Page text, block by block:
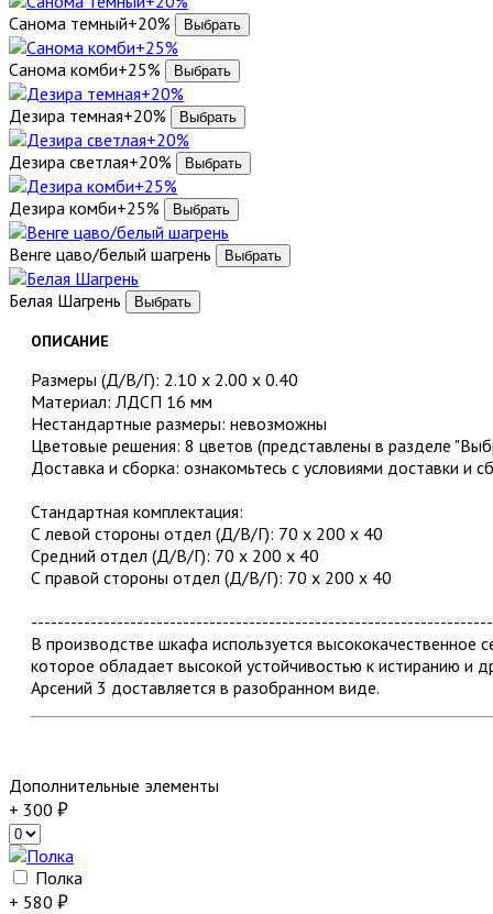
Санома темный+20%
Санома комби+25%
Дезира темная+20%
Дезира светлая+20%
Дезира комби+25%
Венге цаво/белый шагрень
Белая Шагрень
ОПИСАНИЕ
Размеры (Д/В/Г): 2.10 х 2.00 х 0.40
Материал: ЛДСП 16 мм
Нестандартные размеры: невозможны
Цветовые решения: 8 цветов (представлены в разделе
Доставка и сборка: ознакомьтесь с условиями доставки и
Стандартная комплектация:
С левой стороны отдел (Д/В/Г): 70 х 200 х 40
Средний отдел (Д/В/Г): 70 х 200 х 40
С правой стороны отдел (Д/В/Г): 70 х 200 х 40
В производстве шкафа используется
которое обладает высокой устойчивостью к истиранию и
Арсений 3 доставляется в разобранном виде.
Дополнительные элементы
+ 300
Полка
+ 580